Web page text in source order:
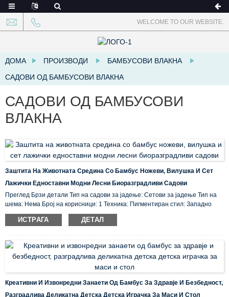
WELCOME TO OUR WEBSITE.
ДОМА ПРОИЗВОДИ
БАМБУСОВИ ВЛАКНА
САДОВИ ОД БАМБУСОВИ ВЛАКНА
САДОВИ ОД БАМБУСОВИ
ВЛАКНА
Заштита На Животната Средина Со Бамбус Ножеви, Вилушка И Сет
Лажички Едноставни Модни Лесни Биоразградливи Садови
Преглед Брзи детали Тип на садови за јадење: Сетови за јадење Тип на
шема: Нема Број на корисници: 1 Техника: Пигментиран стил: Западно
производство: Лажичка/Виљушка/Нож/Чапчиња Комплет Материјал:
Бамбус, Бамбус ...
ИСТРАГА ДЕТАЛ
Креативни И Извонредни Занаети Од Бамбус За Здравје И Безбедност,
Разградлива Деликатна Детска Детска Играчка За Маси И Стол